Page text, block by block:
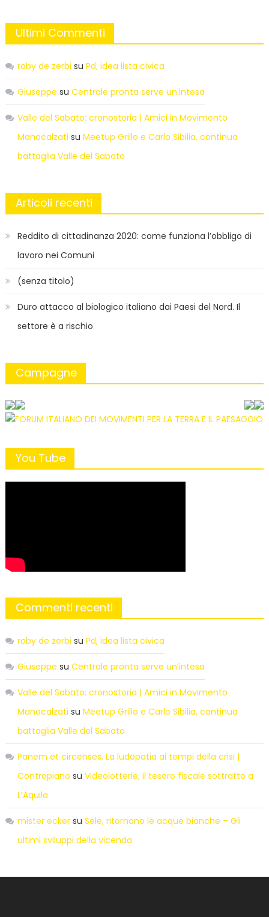
Ultimi Commenti
roby de zerbi su Pd, idea lista civica
Giuseppe su Centrale pronta serve un’intesa
Valle del Sabato: cronostoria | Amici in Movimento
Manocalzati su Meetup Grillo e Carlo Sibilia, continua
battaglia Valle del Sabato
Articoli recenti
Reddito di cittadinanza 2020: come funziona l’obbligo di
lavoro nei Comuni
(senza titolo)
Duro attacco al biologico italiano dai Paesi del Nord. Il
settore è a rischio
Campagne
You Tube
Commenti recenti
roby de zerbi su Pd, idea lista civica
Giuseppe su Centrale pronta serve un’intesa
Valle del Sabato: cronostoria | Amici in Movimento
Manocalzati su Meetup Grillo e Carlo Sibilia, continua
battaglia Valle del Sabato
Panem et circenses. La ludopatia ai tempi della crisi |
Contropiano su Videolotterie, il tesoro fiscale sottratto a
L’Aquila
mister eckersu Sele, ritornano le acque bianche – Gli
ultimi sviluppi della vicenda